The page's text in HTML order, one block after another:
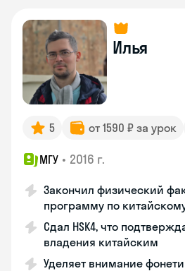
Илья
5 от 1590 ₽ за урок
МГУ • 2016 г.
Закончил физический
программу по
Сдал HSK4, что
владения китайским
Уделяет внимание